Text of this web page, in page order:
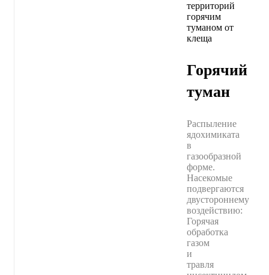
Горячий
туман
Распыление
ядохимиката
в
газообразной
форме.
Насекомые
подвергаются
двустороннему
воздействию:
Горячая
обработка
газом
и
травля